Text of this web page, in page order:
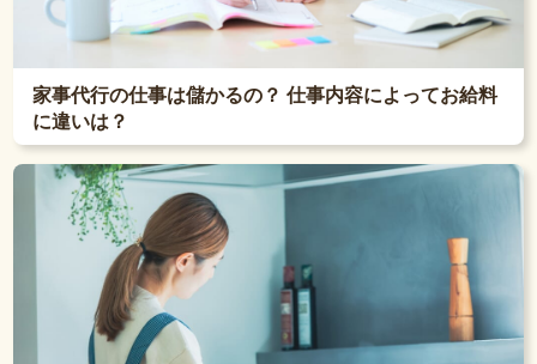
家事代行の仕事は儲かるの？ 仕事内容によってお給料
に違いは？